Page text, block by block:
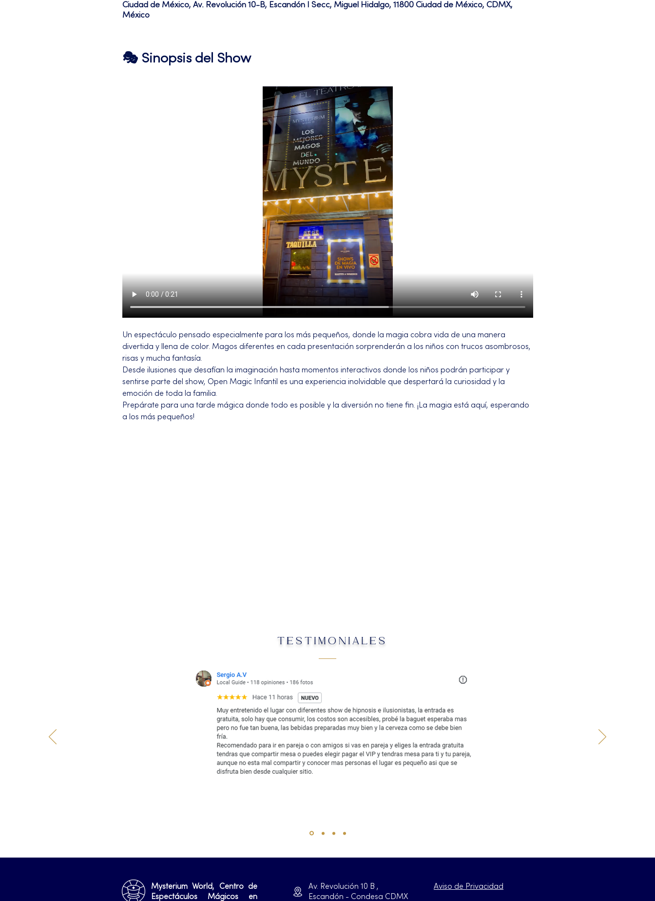
Ciudad de México, Av. Revolución 10-B, Escandón I Secc, Miguel Hidalgo, 11800 Ciudad de México, CDMX,
México
🎭 Sinopsis del Show
Un espectáculo pensado especialmente para los más pequeños, donde la magia cobra vida de una manera
divertida y llena de color. Magos diferentes en cada presentación sorprenderán a los niños con trucos asombrosos,
risas y mucha fantasía.
Desde ilusiones que desafían la imaginación hasta momentos interactivos donde los niños podrán participar y
sentirse parte del show, Open Magic Infantil es una experiencia inolvidable que despertará la curiosidad y la
emoción de toda la familia.
Prepárate para una tarde mágica donde todo es posible y la diversión no tiene fin. ¡La magia está aquí, esperando
a los más pequeños!
TESTIMONIALES
Mysterium World, Centro de
Espectáculos Mágicos en
Av. Revolución 10 B ,
Escandón - Condesa CDMX
Aviso de Privacidad